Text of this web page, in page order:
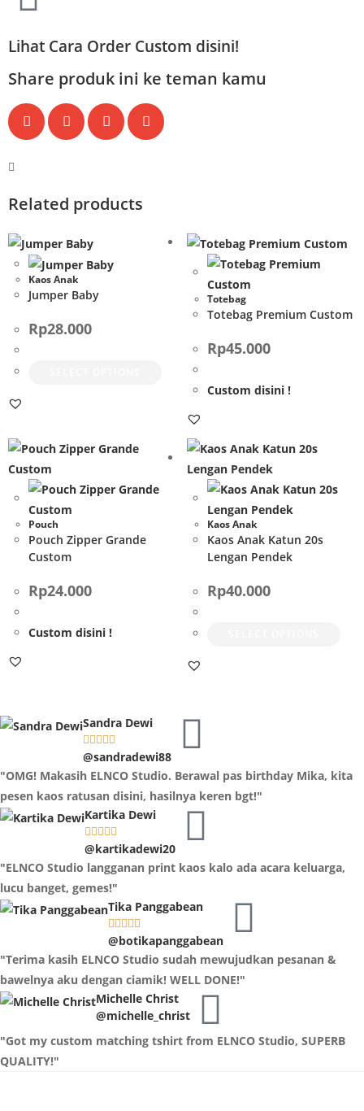
Lihat Cara Order Custom disini!
Share produk ini ke teman kamu
Related products
Kaos Anak
Jumper Baby
Rp28.000
Totebag
Totebag Premium Custom
Rp45.000
Custom disini !
Pouch
Pouch Zipper Grande
Custom
Rp24.000
Custom disini !
Kaos Anak
Kaos Anak Katun 20s
Lengan Pendek
Rp40.000
Sandra Dewi
    
@sandradewi88
"OMG! Makasih ELNCO Studio. Berawal pas birthday Mika, kita
pesen kaos ratusan disini, hasilnya keren bgt!"
Kartika Dewi
    
@kartikadewi20
"ELNCO Studio langganan print kaos kalo ada acara keluarga,
lucu banget, gemes!"
Tika Panggabean
    
@botikapanggabean
"Terima kasih ELNCO Studio sudah mewujudkan pesanan &
bawelnya aku dengan ciamik! WELL DONE!"
Michelle Christ
@michelle_christ
"Got my custom matching tshirt from ELNCO Studio, SUPERB
QUALITY!"